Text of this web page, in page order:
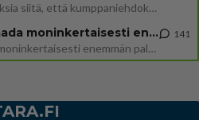
Täällä monesti kuulee vaatimuksia siitä, että kumppaniehdokkaalla ei saisi olla lemmikkejä, lapsia, kavereita, eksiä, su
Datakeskukset voivat saada moninkertaisesti enemmän palautuksia kuin mitä ne maksavat veroja
”Datakeskukset voivat saada moninkertaisesti enemmän palautuksia kuin mitä ne maksavat veroja”, sanoo professori Jussi K
141